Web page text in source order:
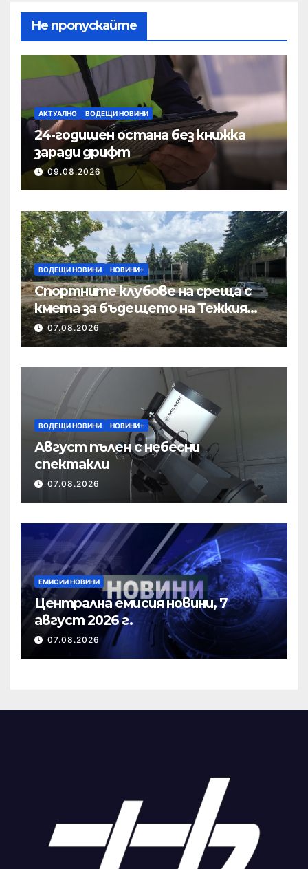
Не пропускайте
АКТУАЛНО ВОДЕЩИ НОВИНИ
24-годишен остана без книжка
заради дрифт
09.08.2026
ВОДЕЩИ НОВИНИ НОВИНИ+
Спортните клубове на среща с
кмета за бъдещето на Тежкия
полк
07.08.2026
ВОДЕЩИ НОВИНИ НОВИНИ+
Август пълен с небесни
спектакли
07.08.2026
ЕМИСИИ НОВИНИ
Централна емисия новини, 7
август 2026 г.
07.08.2026